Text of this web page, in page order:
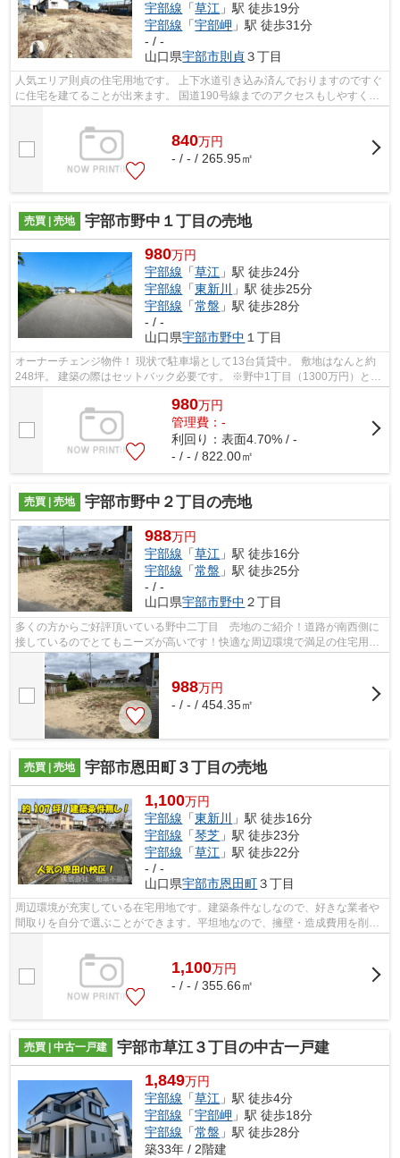
宇部線 「草江 」駅 徒歩19分
宇部線 「宇部岬 」駅 徒歩31分
- / -
山口県宇部市則貞３丁目
人気エリア則貞の住宅用地です。 上下水道引き込み済んでおりますのですぐ
に住宅を建てることが出来ます。 国道190号線までのアクセスもしやすく買
840万円
- / - / 265.95㎡
売買 | 売地 宇部市野中１丁目の売地
980万円
宇部線 「草江 」駅 徒歩24分
宇部線 「東新川
」駅 徒歩25分
宇部線 「常盤 」駅 徒歩28分
- / -
山口県宇部市野中 １丁目
オーナーチェンジ物件！ 現状で駐車場として13台賃貸中。 敷地はなんと約
248坪。 建築の際はセットバック必要です。 ※野中1丁目（1300万円）とセ
ット販売となります。
980万円
管理費：-
利回り：表面4.70% / -
- / - / 822.00㎡
売買 | 売地 宇部市野中２丁目の売地
988万円
宇部線 「草江 」駅 徒歩16分
宇部線 「常盤 」駅 徒歩25分
- / -
山口県宇部市野中 ２丁目
多くの方からご好評頂いている野中二丁目 売地のご紹介！道路が南西側に
接しているのでとてもニーズが高いです！快適な周辺環境で満足の住宅用地
はこちらです！綺麗に整備された売地...
988万円
- / - / 454.35㎡
売買 | 売地 宇部市恩田町３丁目の売地
1,100万円
宇部線 「東新川
」駅 徒歩16分
宇部線 「琴芝 」駅 徒歩23分
宇部線 「草江 」駅 徒歩22分
- / -
山口県宇部市恩田町３丁目
周辺環境が充実している在宅用地です。建築条件なしなので、好きな業者や
間取りを自分で選ぶことができます。平坦地なので、擁壁・造成費用を削減
できます。周辺環境の良い売地ですの...
1,100万円
- / - / 355.66㎡
売買 | 中古一戸建 宇部市草江３丁目の中古一戸建
1,849万円
宇部線 「草江 」駅 徒歩4分
宇部線 「宇部岬 」駅 徒歩18分
宇部線 「常盤 」駅 徒歩28分
築33年 / 2階建